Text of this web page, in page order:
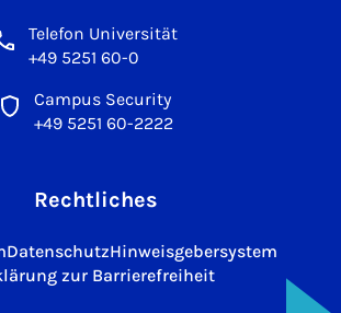
Telefon Universität
+49 5251 60-0
Campus Security
+49 5251 60-2222
Rechtliches
DatenschutzHinweisgebersystem
zur Barrierefreiheit